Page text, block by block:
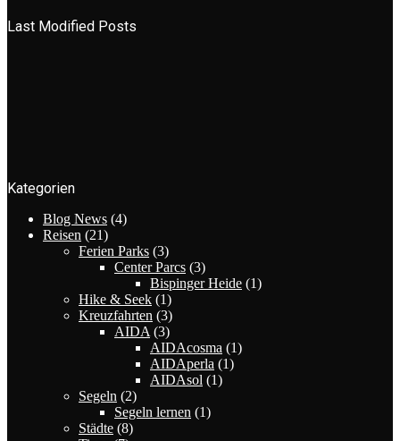
Last Modified Posts
Kategorien
Blog News (4)
Reisen (21)
Ferien Parks (3)
Center Parcs (3)
Bispinger Heide (1)
Hike & Seek (1)
Kreuzfahrten (3)
AIDA (3)
AIDAcosma (1)
AIDAperla (1)
AIDAsol (1)
Segeln (2)
Segeln lernen (1)
Städte (8)